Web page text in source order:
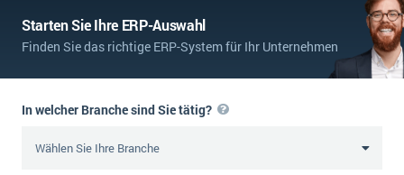
Starten Sie Ihre ERP-Auswahl
Finden Sie das richtige ERP-System für Ihr Unternehmen
In welcher Branche sind Sie tätig?